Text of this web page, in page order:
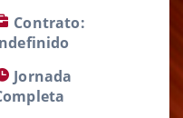
Contrato:
Jornada